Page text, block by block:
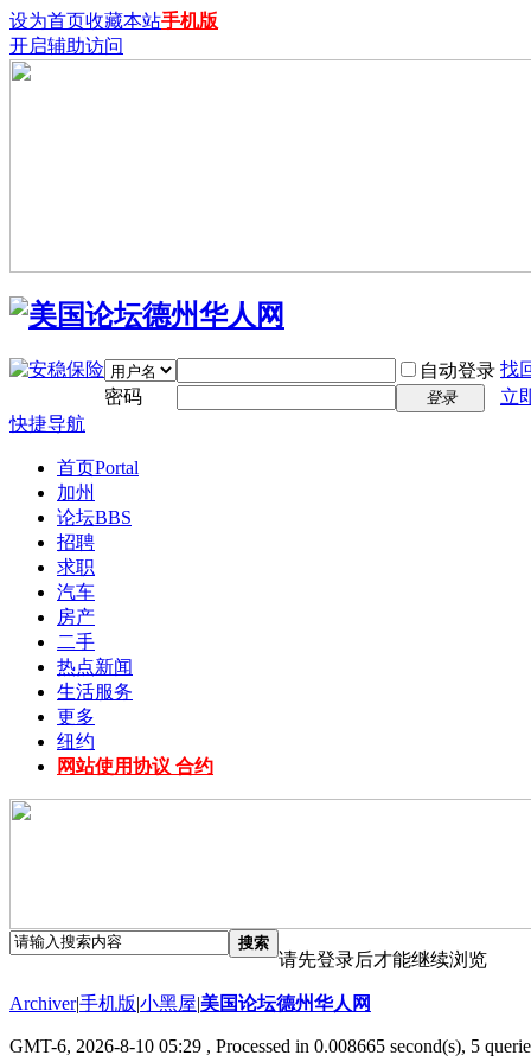
设为首页收藏本站手机版
开启辅助访问
自动登录 找
密码
登录
立
快捷导航
首页Portal
加州
论坛BBS
招聘
求职
汽车
房产
二手
热点新闻
生活服务
更多
纽约
网站使用协议 合约
搜索
请先登录后才能继续浏览
Archiver|手机版|小黑屋|美国论坛德州华人网
GMT-6, 2026-8-10 05:29 , Processed in 0.008665 second(s), 5